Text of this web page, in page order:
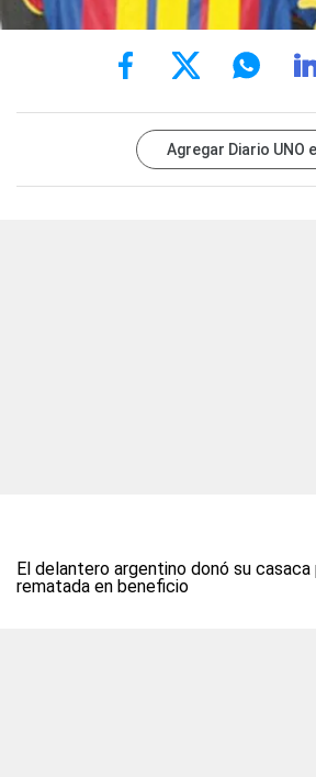
Agregar Diario UNO
El delantero argentino donó su casaca
rematada en beneficio